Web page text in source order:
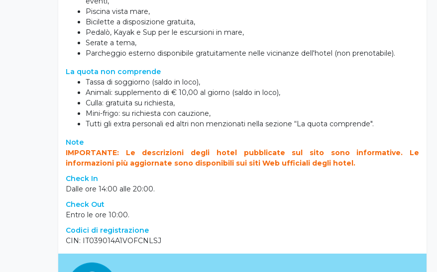
Pasti: colazione, pranzo e cena a buffet servito nel ristorante sulla spiaggia con proposte di
carne, pesce e vegetariane (antipasti, primi, secondi, pizza insalate e contorni, frutta e dolci),
Bevande incluse: acqua, vino, birra e bibite alla spina,
Bar GRATUITO sulla spiaggia dalle 8 alle 24 per gustare senza limiti bevande, caffetteria, cola,
aranciata, birra, granite e soft-ice,
Aperitivo in spiaggia con stuzzichini e drink alcolici e analcolici dalle 18 tutti i giorni,
Baby kitchen dove preparare le pappe e scaldare il latte in completa liberta h24,
Spiaggia privata inclusa: 1 ombrellone e 2 lettini a camera,
Programma di animazione per adulti e bambini, attività e spettacoli a rotazione, giochi tornei e
eventi,
Piscina vista mare,
Bicilette a disposizione gratuita,
Pedalò, Kayak e Sup per le escursioni in mare,
Parcheggio esterno disponibile gratuitamente nelle vicinanze dell'hotel (non prenotabile).
La quota non comprende
Tassa di soggiorno (saldo in loco),
Animali: supplemento di € 10,00 al giorno (saldo in loco),
Culla: gratuita su richiesta,
Mini-frigo: su richiesta con cauzione,
Note
informazioni più aggiornate sono disponibili sui siti Web ufficiali degli hotel.